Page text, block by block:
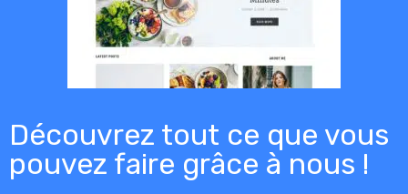
Découvrez tout ce que vous
pouvez faire grâce à nous !